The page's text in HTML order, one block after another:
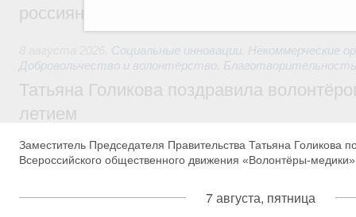
россиян с Днём физкультурника
Социальные инновации. Некоммерческие
Добровольчество и волонтёрство. Благотворительность
Татьяна Голикова поздравила
летием
Заместитель Председателя Правительства Татьяна Голикова
Всероссийского общественного движения «Волонтёры-
7 августа, пятница